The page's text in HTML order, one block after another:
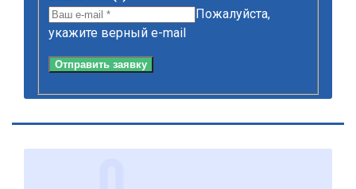
Пожалуйста,
укажите верный e-mail